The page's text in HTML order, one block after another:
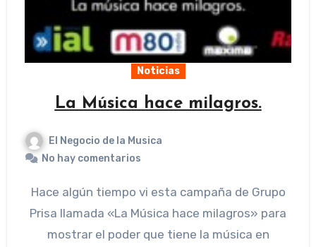
Noticias
La Música hace milagros.
El Negocio de la Musica
No hay comentarios
Hace algún tiempo vi esta campaña de Grupo
Prisa llamada «La Música hace milagros» para
mostrar el poder que tiene la música en